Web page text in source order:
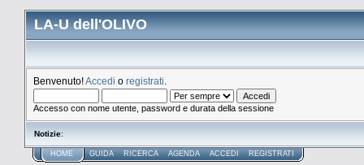
LA-U dell'OLIVO
Benvenuto!Accedi o registrati
Accesso con nome utente, password e durata della sessione
Notizie:
HOME GUIDA RICERCA AGENDA ACCEDI REGISTRATI